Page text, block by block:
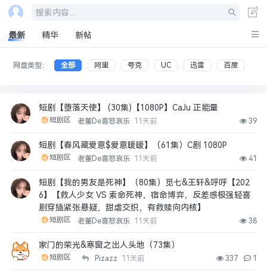
搜索内容...
最新 精华 新帖
网盘类型： 全部 阿里 夸克 UC 迅雷 百度
短剧【堕落天使】 (30集)【1080P】CaJu 正能量
短剧区 老董De喜怒哀乐 11天前 39
短剧【春风藏爱意$爱意暖暖】（61集）C剧 1080P
短剧区 老董De喜怒哀乐 11天前 41
短剧【我的男友是死神】（80集）觅七&王轩&呼呼【202
6】【救人少女 VS 索命死神，宿命博弈，反差感极强轻喜
剧穿插紧张悬疑，甜虐交织，有救赎向内核】
短剧区 老董De喜怒哀乐 11天前 38
家门的荣光&寒窗之出人头地（73集）
短剧区 Pizazz 11天前 337 1